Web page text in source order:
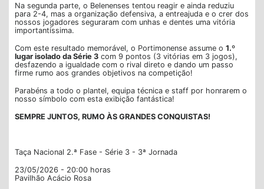
Na segunda parte, o Belenenses tentou reagir e ainda reduziu
para 2-4, mas a organização defensiva, a entreajuda e o crer dos
nossos jogadores seguraram com unhas e dentes uma vitória
importantíssima.
Com este resultado memorável, o Portimonense assume o 1.º
lugar isolado da Série 3 com 9 pontos (3 vitórias em 3 jogos),
desfazendo a igualdade com o rival direto e dando um passo
firme rumo aos grandes objetivos na competição!
Parabéns a todo o plantel, equipa técnica e staff por honrarem o
nosso símbolo com esta exibição fantástica!
SEMPRE JUNTOS, RUMO ÀS GRANDES CONQUISTAS!
Taça Nacional 2.ª Fase - Série 3 - 3ª Jornada
23/05/2026 - 20:00 horas
Pavilhão Acácio Rosa